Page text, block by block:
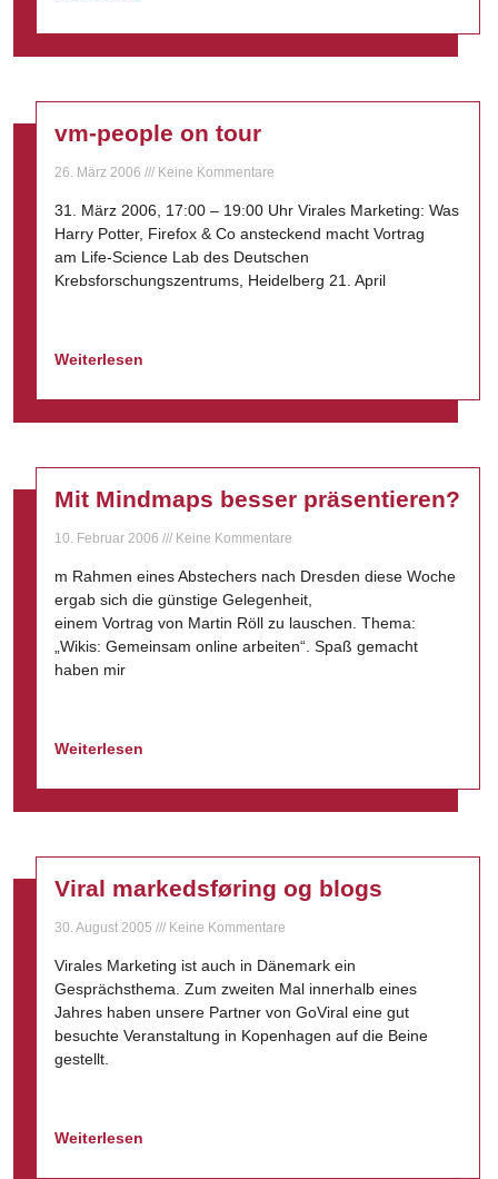
vm-people on tour
26. März 2006 Keine Kommentare
31. März 2006, 17:00 – 19:00 Uhr Virales Marketing: Was
Harry Potter, Firefox & Co ansteckend macht Vortrag
am Life-Science Lab des Deutschen
Krebsforschungszentrums, Heidelberg 21. April
Weiterlesen
Mit Mindmaps besser präsentieren?
10. Februar 2006 Keine Kommentare
m Rahmen eines Abstechers nach Dresden diese Woche
ergab sich die günstige Gelegenheit,
einem Vortrag von Martin Röll zu lauschen. Thema:
„Wikis: Gemeinsam online arbeiten“. Spaß gemacht
haben mir
Weiterlesen
Viral markedsføring og blogs
30. August 2005 Keine Kommentare
Virales Marketing ist auch in Dänemark ein
Gesprächsthema. Zum zweiten Mal innerhalb eines
Jahres haben unsere Partner von GoViral eine gut
besuchte Veranstaltung in Kopenhagen auf die Beine
gestellt.
Weiterlesen